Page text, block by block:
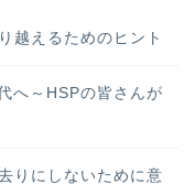
越えるためのヒント
へ～HSPの皆さんが
りにしないために意